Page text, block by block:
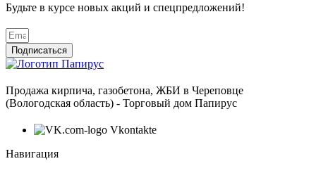
Будьте в курсе новых акций и спецпредложений!
Подписаться
Продажа кирпича, газобетона, ЖБИ в Череповце
(Вологодская область) - Торговый дом Папирус
Vkontakte
Навигация